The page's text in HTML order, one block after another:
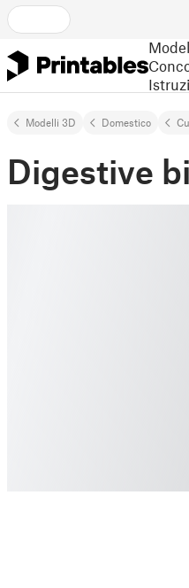
Modelli 3D Domestico
Digestive